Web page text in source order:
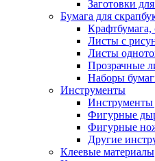
Заготовки
Бумага для
Крафтбумага,
Листы c
Листы
Прозрачные
Наборы
Инструменты
Инструменты
Фигурные
Фигурные
Другие
Клеевые материалы